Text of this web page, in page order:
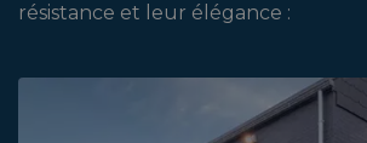
résistance et leur élégance :